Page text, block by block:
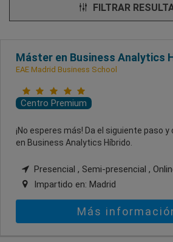
FILTRAR
Máster en Business Analytics
EAE Madrid Business School
Centro Premium
¡No esperes más! Da el siguiente paso
en Business Analytics Híbrido.
Presencial , Semi-presencial ,
Impartido en: Madrid
Más